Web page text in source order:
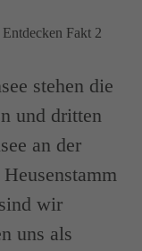
stehen die
und dritten
an der
wir
uns als